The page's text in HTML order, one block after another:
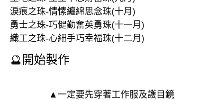
淚痕之珠-情愫纏綿思念珠(十月)
勇士之珠-巧健勤奮英勇珠(十一月)
織工之珠-心細手巧幸福珠(十二月)
🔮開始製作
▲一定要先穿著工作服及護目鏡